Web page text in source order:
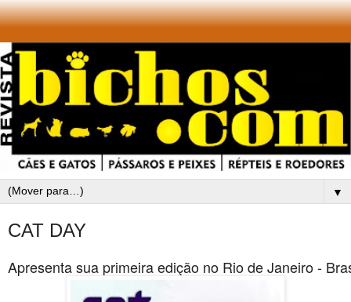
▼
CAT DAY
Apresenta sua primeira edição no Rio de Janeiro -